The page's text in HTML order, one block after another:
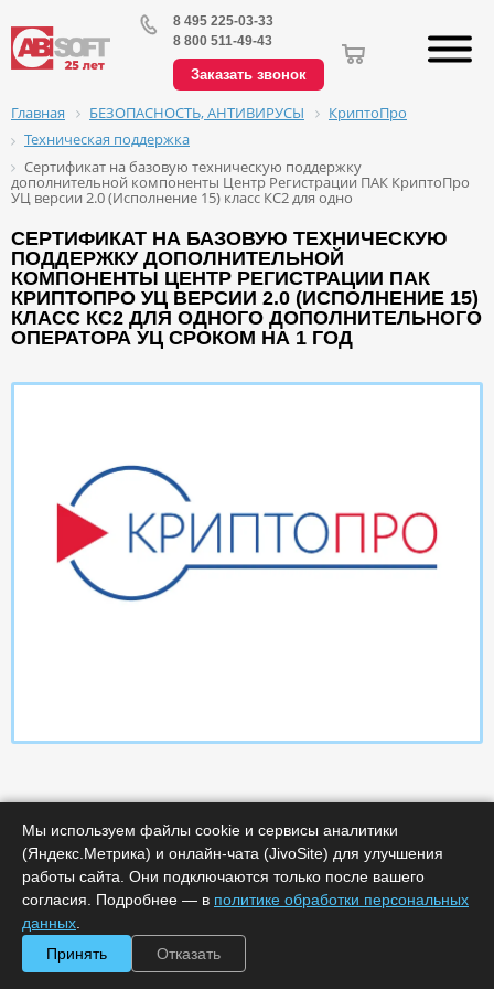
8 495 225-03-33
8 800 511-49-43
Заказать звонок
Главная БЕЗОПАСНОСТЬ, АНТИВИРУСЫ
КриптоПро
Техническая поддержка
Сертификат на базовую техническую поддержку
дополнительной компоненты Центр Регистрации ПАК КриптоПро
УЦ версии 2.0 (Исполнение 15) класс КС2 для одно
СЕРТИФИКАТ НА БАЗОВУЮ ТЕХНИЧЕСКУЮ
ПОДДЕРЖКУ ДОПОЛНИТЕЛЬНОЙ
КОМПОНЕНТЫ ЦЕНТР РЕГИСТРАЦИИ ПАК
КРИПТОПРО УЦ ВЕРСИИ 2.0 (ИСПОЛНЕНИЕ 15)
КЛАСС КС2 ДЛЯ ОДНОГО ДОПОЛНИТЕЛЬНОГО
ОПЕРАТОРА УЦ СРОКОМ НА 1 ГОД
Характеристики
Минимальное количество лицензий :
0000-365950
Мы используем файлы cookie и сервисы аналитики
(Яндекс.Метрика) и онлайн-чата (JivoSite) для улучшения
работы сайта. Они подключаются только после вашего
согласия. Подробнее — в политике обработки персональных
данных
Принять
Отказать